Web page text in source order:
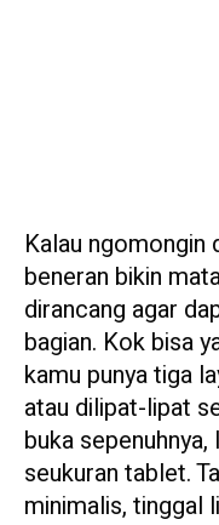
Kalau ngomongin
beneran bikin
dirancang agar
bagian. Kok bisa
kamu punya tiga
atau dilipat-lipat
buka
seukuran tablet.
minimalis, tinggal